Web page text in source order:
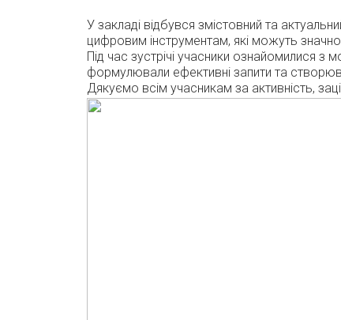
У закладі відбувся змістовний та
цифровим інструментам, які можуть
Під час зустрічі учасники ознайомилися з
формулювали ефективні запити та
Дякуємо всім учасникам за активність,